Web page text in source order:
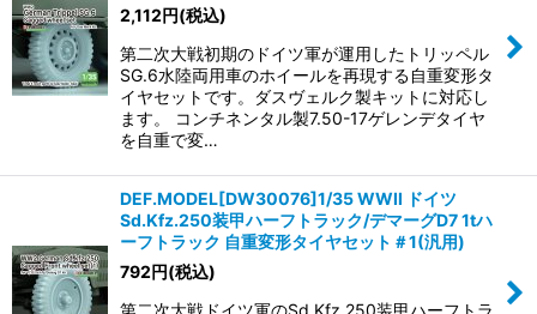
2,112円(税込)
第二次大戦初期のドイツ軍が運用したトリッペル
SG.6水陸両用車のホイールを再現する自重変形タ
イヤセットです。ダスヴェルク製キットに対応し
ます。 コンチネンタル製7.50-17ゲレンデタイヤ
を自重で変…
DEF.MODEL[DW30076]1/35 WWII ドイツ
Sd.Kfz.250装甲ハーフトラック/デマーグD7 1tハ
ーフトラック 自重変形タイヤセット＃1(汎用)
792円(税込)
第二次大戦ドイツ軍のSd.Kfz.250装甲ハーフトラ